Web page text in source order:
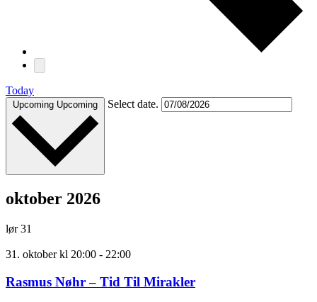
Today
Upcoming Upcoming Select date.
oktober 2026
lør31
31. oktober kl 20:00 - 22:00
Rasmus Nøhr – Tid Til Mirakler